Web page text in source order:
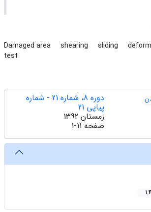
Damaged area shearing sliding
test
دوره 8، شماره 21 - شماره
پیاپی 21
زمستان 1392
صفحه 1-11